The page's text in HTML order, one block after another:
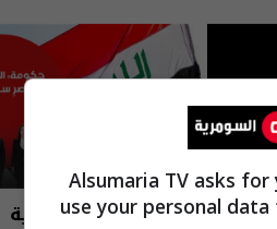
نشرة أخبار السومرية
Alsumaria TV asks
use your personal